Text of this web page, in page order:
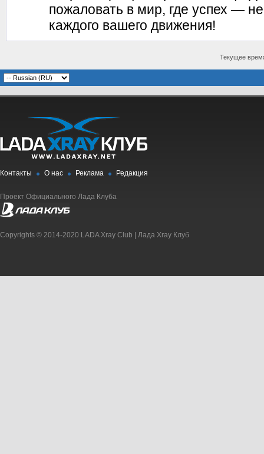
пожаловать в мир, где успех —
каждого вашего движения!
Текущее
Контакты О нас Реклама Редакция
Проект Официального Лада Клуба
Copyrights © 2014-2020 LADA Xray Club | Лада Xray Клуб